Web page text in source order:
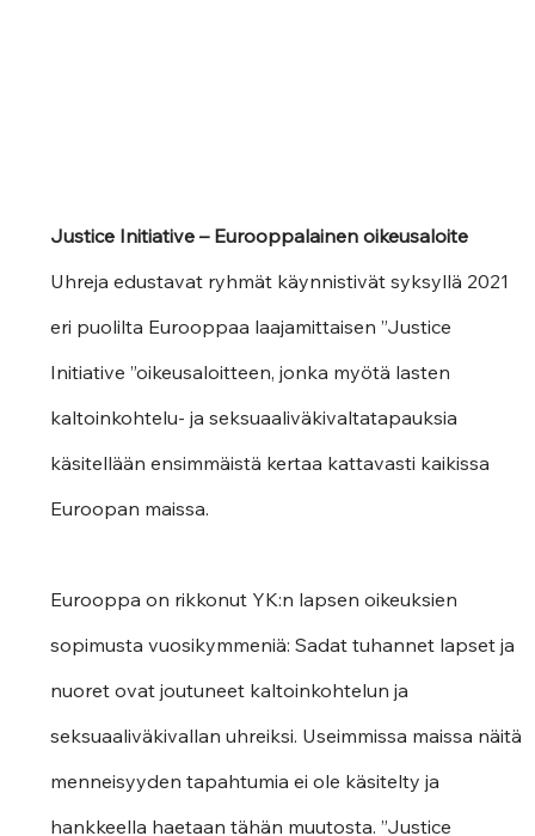
Justice Initiative – Eurooppalainen oikeusaloite
Uhreja edustavat ryhmät käynnistivät syksyllä 2021
eri puolilta Eurooppaa laajamittaisen ”Justice
Initiative ”oikeusaloitteen, jonka myötä lasten
kaltoinkohtelu- ja seksuaaliväkivaltatapauksia
käsitellään ensimmäistä kertaa kattavasti kaikissa
Euroopan maissa.
Eurooppa on rikkonut YK:n lapsen oikeuksien
sopimusta vuosikymmeniä: Sadat tuhannet lapset ja
nuoret ovat joutuneet kaltoinkohtelun ja
seksuaaliväkivallan uhreiksi. Useimmissa maissa näitä
menneisyyden tapahtumia ei ole käsitelty ja
hankkeella haetaan tähän muutosta. ”Justice